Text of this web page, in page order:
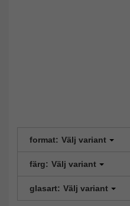
format: Välj variant
färg: Välj variant
glasart: Välj variant